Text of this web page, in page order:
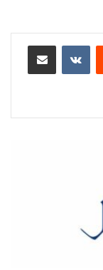
مشاركة عبر البريد